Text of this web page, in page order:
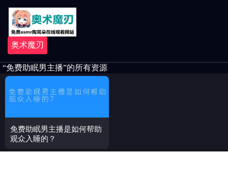
奥术魔刃
“免费助眠男主播”的所有资源
免费助眠男主播是如何帮助
观众入睡的？